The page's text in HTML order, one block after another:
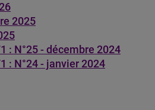
2025
: N°25 - décembre 2024
: N°24 - janvier 2024